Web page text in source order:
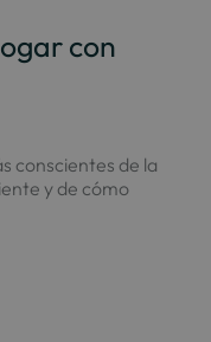
con
conscientes de la
y de cómo